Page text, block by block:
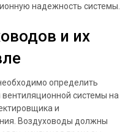
надежность системы.
и их
определить
системы на
и
Воздуховоды должны